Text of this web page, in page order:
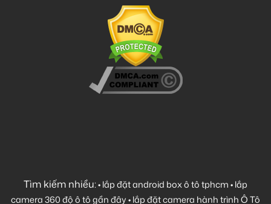
Tìm kiếm nhiều:•lắp đặt android box ô tô tphcm•lắp
camera 360 độ ô tô gần đây•lắp đặt camera hành trình Ô Tô